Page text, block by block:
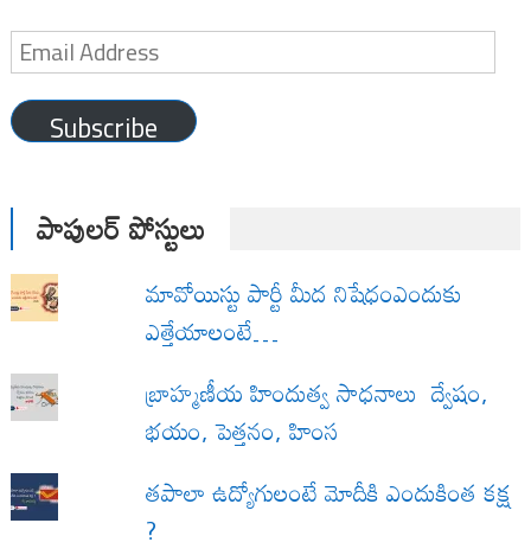
Email
Address
Subscribe
పాపులర్ పోస్టులు
మావోయిస్టు పార్టీ మీద నిషేధంఎందుకు
ఎత్తేయాలంటే…
బ్రాహ్మణీయ హిందుత్వ సాధనాలు ద్వేషం,
భయం, పెత్తనం, హింస
త‌పాలా ఉద్యోగులంటే మోదీకి ఎందుకింత కక్ష
?